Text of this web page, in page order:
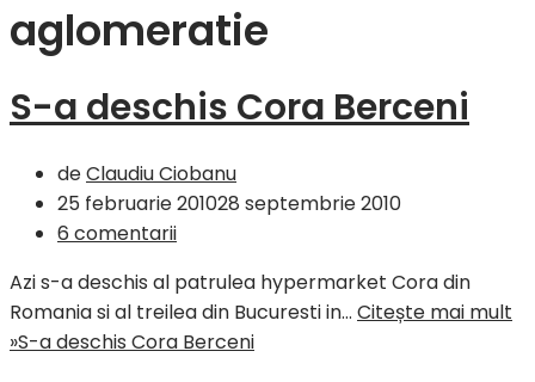
aglomeratie
S-a deschis Cora Berceni
deClaudiu Ciobanu
25 februarie 201028 septembrie 2010
6 comentarii
Azi s-a deschis al patrulea hypermarket Cora din
Romania si al treilea din Bucuresti in… Citește mai mult
»S-a deschis Cora Berceni